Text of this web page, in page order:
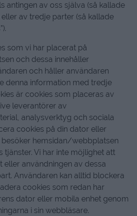
antingen av oss själva (så kallade
eller av tredje parter (så kallade
som vi har placerat på
och dessa innehåller
och håller användaren
denna information med tredje
är cookies som placeras av
leverantörer av
analysverktyg och sociala
cookies på din dator eller
hemsidan/webbplatsen
tjänster. Vi har inte möjlighet att
eller användningen av dessa
Användaren kan alltid blockera
cookies som redan har
dator eller mobila enhet genom
i sin webbläsare.